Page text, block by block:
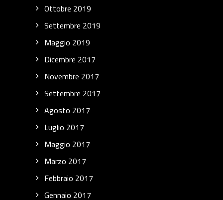
Ottobre 2019
Settembre 2019
Maggio 2019
Dicembre 2017
Novembre 2017
Settembre 2017
Agosto 2017
Luglio 2017
Maggio 2017
Marzo 2017
Febbraio 2017
Gennaio 2017